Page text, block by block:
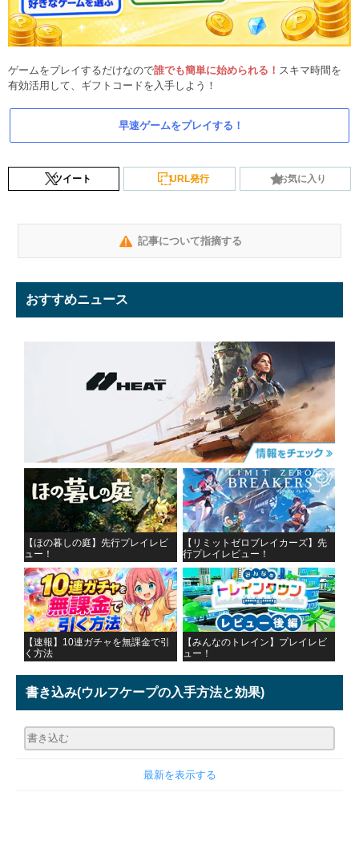
ゲームをプレイするだけなので誰でも簡単に始められる！ スキマ時間を
有効活用して、ギフトコードを入手しよう！
早速ゲームをプレイする！
ツイート URL発行 お気に入り
記事について指摘する
おすすめニュース
【ほの暮しの庭】先行プレイレビ
ュー！
【リミットゼロブレイカーズ】先
行プレイレビュー！
【速報】10連ガチャを無課金で引
く方法
【みんなのトレイン】プレイレビ
ュー！
書き込み(ウルフケープの入手方法と効果)
最新を表示する